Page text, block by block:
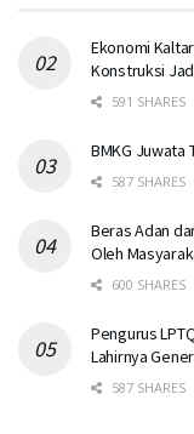
Ekonomi
Konstruksi
591 SHARES
BMKG Juwata
587 SHARES
Beras Adan
Oleh
600 SHARES
Pengurus
Lahirnya
587 SHARES